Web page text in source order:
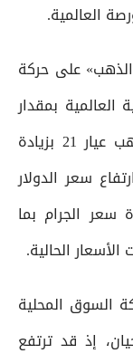
العالمية.
على حركة
العالمية بمقدار
10 دولارات ينعكس على سعر جرام الذهب عيار 21 بزيادة
سعر الدولار
سعر الجرام بما
السوق المحلية
إذ قد ترتفع